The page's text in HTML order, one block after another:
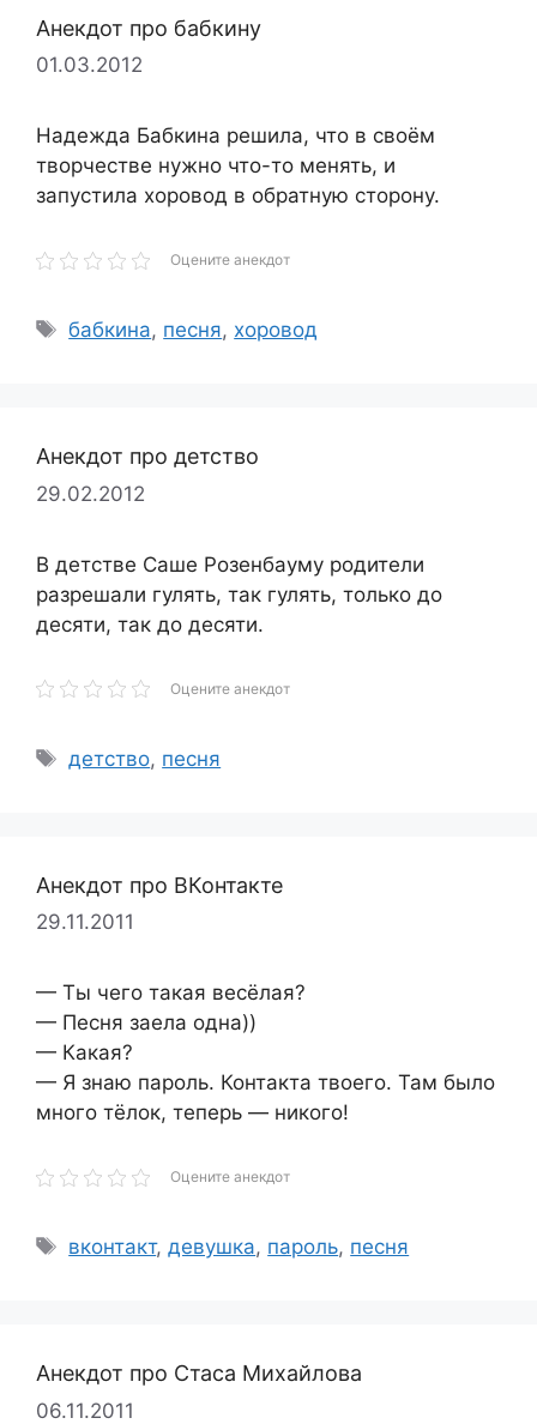
Анекдот про бабкину
01.03.2012
Надежда Бабкина решила, что в своём
творчестве нужно что-то менять, и
запустила хоровод в обратную сторону.
Оцените анекдот
Метки
бабкина, песня, хоровод
Анекдот про детство
29.02.2012
В детстве Саше Розенбауму родители
разрешали гулять, так гулять, только до
десяти, так до десяти.
Оцените анекдот
Метки
детство, песня
Анекдот про ВКонтакте
29.11.2011
— Ты чего такая весёлая?
— Песня заела одна))
— Какая?
— Я знаю пароль. Контакта твоего. Там было
много тёлок, теперь — никого!
Оцените анекдот
Метки
вконтакт,девушка, пароль, песня
Анекдот про Стаса Михайлова
06.11.2011